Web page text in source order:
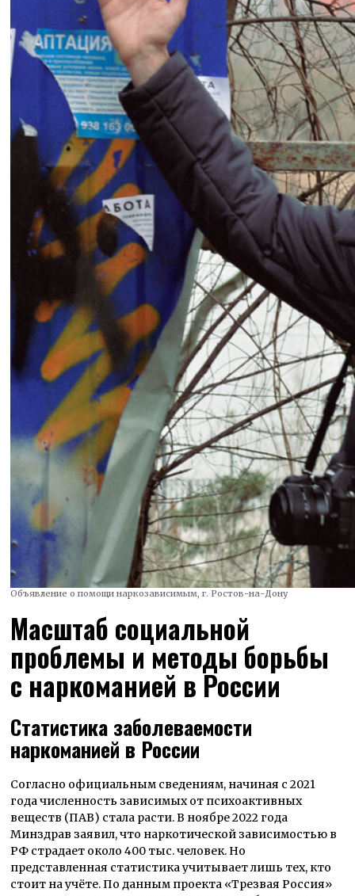
Объявление о помощи наркозависимым, г. Ростов-на-Дону
Масштаб социальной
проблемы и методы борьбы
с наркоманией в России
Статистика заболеваемости
наркоманией в России
Согласно официальным сведениям, начиная с 2021
года численность зависимых от психоактивных
веществ (ПАВ) стала расти. В ноябре 2022 года
Минздрав заявил, что наркотической зависимостью в
РФ страдает около 400 тыс. человек. Но
представленная статистика учитывает лишь тех, кто
стоит на учёте. По данным проекта «Трезвая Россия»